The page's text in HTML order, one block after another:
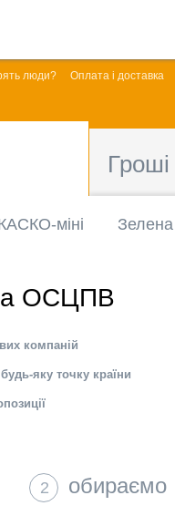
люди?
Оплата і доставка
Гроші
міні
ОСЦПВ
компаній
яку точку країни
обираємо
2